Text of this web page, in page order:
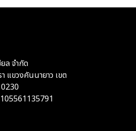
ล จำกัด
แขวงคันนายาว เขต